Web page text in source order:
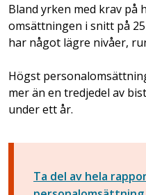
Bland yrken med krav
omsättningen i snitt på
har något lägre nivåer,
Högst
mer än en tredjedel av
under ett år.
Ta del av hela